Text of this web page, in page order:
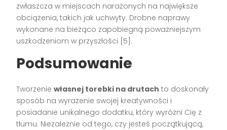
zwłaszcza w miejscach narażonych na największe
obciążenia, takich jak uchwyty. Drobne naprawy
wykonane na bieżąco zapobiegną poważniejszym
uszkodzeniom w przyszłości [5].
Podsumowanie
Tworzeniewłasnej torebki na drutach to doskonały
sposób na wyrażenie swojej kreatywności i
posiadanie unikalnego dodatku, który wyróżni Cię z
tłumu. Niezależnie od tego, czy jesteś początkującą,